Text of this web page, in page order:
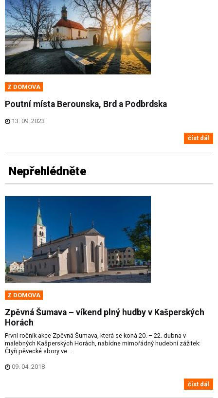
Z DOMOVA
Poutní místa Berounska, Brd a Podbrdska
13. 09. 2023
číst dál
Nepřehlédněte
Z DOMOVA
Zpěvná Šumava – víkend plný hudby v Kašperských
Horách
První ročník akce Zpěvná Šumava, která se koná 20. – 22. dubna v
malebných Kašperských Horách, nabídne mimořádný hudební zážitek:
Čtyři pěvecké sbory ve...
09. 04. 2018
číst dál